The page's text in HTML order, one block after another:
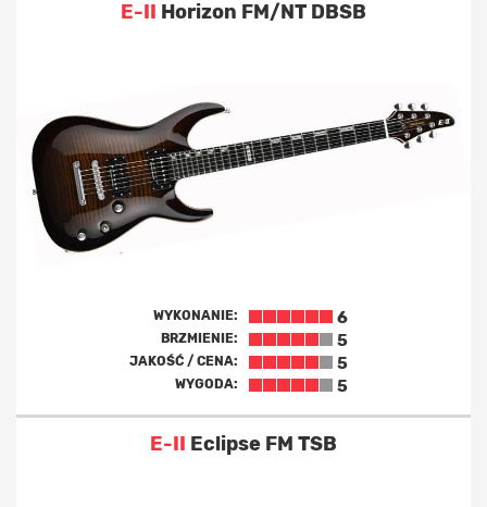
E-II Horizon FM/NT DBSB
WYKONANIE: 6
BRZMIENIE: 5
JAKOŚĆ / CENA: 5
WYGODA: 5
E-II Eclipse FM TSB